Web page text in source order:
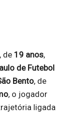
, de 19 anos,
de Futebol
Bento, de
, o jogador
ligada